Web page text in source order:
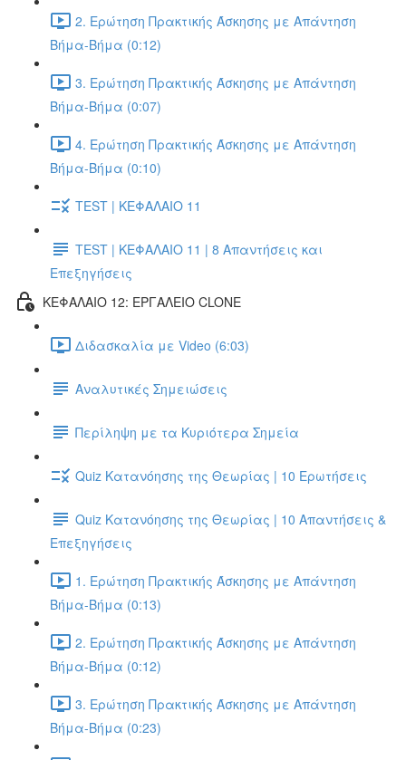
2. Ερώτηση Πρακτικής Άσκησης με Απάντηση
Βήμα-Βήμα (0:12)
3. Ερώτηση Πρακτικής Άσκησης με Απάντηση
Βήμα-Βήμα (0:07)
4. Ερώτηση Πρακτικής Άσκησης με Απάντηση
Βήμα-Βήμα (0:10)
TEST | ΚΕΦΑΛΑΙΟ 11
TEST | ΚΕΦΑΛΑΙΟ 11 | 8 Απαντήσεις και
Επεξηγήσεις
ΚΕΦΑΛΑΙΟ 12: ΕΡΓΑΛΕΙΟ CLONE
Διδασκαλία με Video (6:03)
Αναλυτικές Σημειώσεις
Περίληψη με τα Κυριότερα Σημεία
Quiz Κατανόησης της Θεωρίας | 10 Ερωτήσεις
Quiz Κατανόησης της Θεωρίας | 10 Απαντήσεις &
Επεξηγήσεις
1. Ερώτηση Πρακτικής Άσκησης με Απάντηση
Βήμα-Βήμα (0:13)
2. Ερώτηση Πρακτικής Άσκησης με Απάντηση
Βήμα-Βήμα (0:12)
3. Ερώτηση Πρακτικής Άσκησης με Απάντηση
Βήμα-Βήμα (0:23)